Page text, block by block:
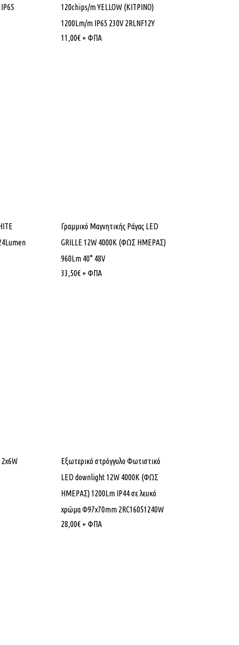
120chips/m YELLOW (ΚΙΤΡΙΝΟ)
1200Lm/m IP65 230V 2RLNF12Υ
11,00€ + ΦΠΑ
Γραμμικό Μαγνητικής Ράγας LED
GRILLE 12W 4000K (ΦΩΣ ΗΜΕΡΑΣ)
960Lm 40° 48V
33,50€ + ΦΠΑ
Εξωτερικό στρόγγυλο Φωτιστικό
LED downlight 12W 4000K (ΦΩΣ
ΗΜΕΡΑΣ) 1200Lm IP44 σε λευκό
χρώμα Φ97x70mm 2RC16051240W
28,00€ + ΦΠΑ